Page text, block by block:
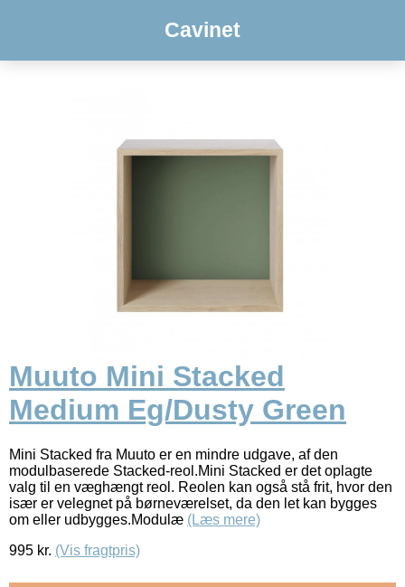
Cavinet
Muuto Mini Stacked
Medium Eg/Dusty Green
Mini Stacked fra Muuto er en mindre udgave, af den
modulbaserede Stacked-reol.Mini Stacked er det oplagte
valg til en væghængt reol. Reolen kan også stå frit, hvor den
især er velegnet på børneværelset, da den let kan bygges
om eller udbygges.Modulæ (Læs mere)
995 kr. (Vis fragtpris)